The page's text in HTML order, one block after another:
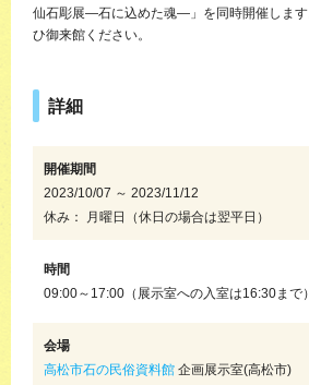
仙石彫展―石に込めた魂―」を同時開催しま
ひ御来館ください。
詳細
開催期間
2023/10/07 ～ 2023/11/12
休み： 月曜日（休日の場合は翌平日）
時間
09:00～17:00（展示室への入室は16:30まで）
会場
高松市石の民俗資料館 企画展示室(高松市)